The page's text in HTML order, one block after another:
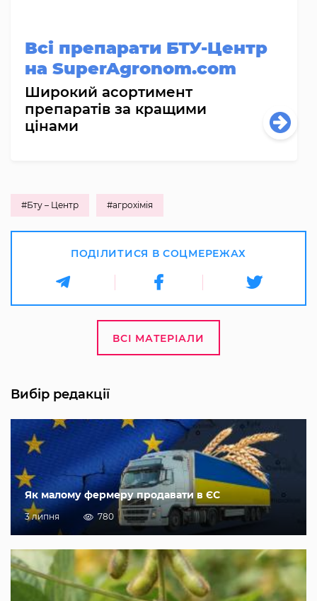
Всі препарати БТУ-Центр
на SuperAgronom.com
Широкий асортимент
препаратів за кращими
цінами
#Бту – Центр #агрохімія
ПОДІЛИТИСЯ В СОЦМЕРЕЖАХ
ВСІ МАТЕРІАЛИ
Вибір редакції
Як малому фермеру продавати в ЄС
3 липня 780